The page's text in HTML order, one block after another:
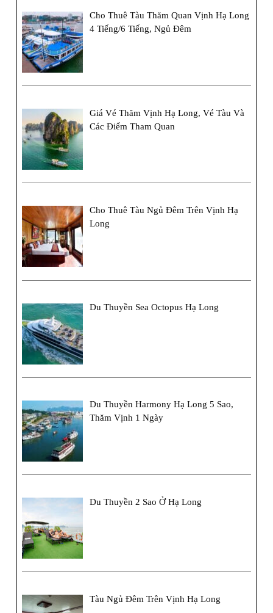
Cho Thuê Tàu Thăm Quan Vịnh Hạ Long
4 Tiếng/6 Tiếng, Ngủ Đêm
Giá Vé Thăm Vịnh Hạ Long, Vé Tàu Và
Các Điểm Tham Quan
Cho Thuê Tàu Ngủ Đêm Trên Vịnh Hạ
Long
Du Thuyền Sea Octopus Hạ Long
Du Thuyền Harmony Hạ Long 5 Sao,
Thăm Vịnh 1 Ngày
Du Thuyền 2 Sao Ở Hạ Long
Tàu Ngủ Đêm Trên Vịnh Hạ Long